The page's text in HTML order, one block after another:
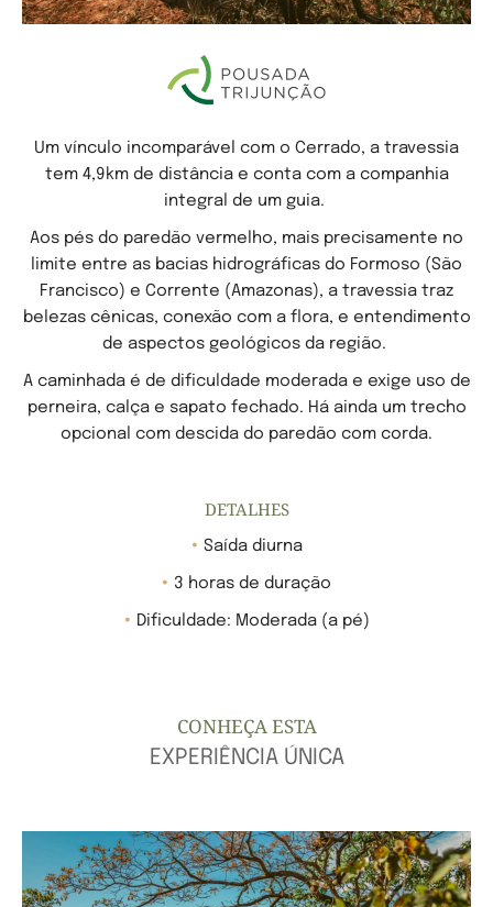
Um vínculo incomparável com o Cerrado, a travessia
tem 4,9km de distância e conta com a companhia
integral de um guia.
Aos pés do paredão vermelho, mais precisamente no
limite entre as bacias hidrográficas do Formoso (São
Francisco) e Corrente (Amazonas), a travessia traz
belezas cênicas, conexão com a flora, e entendimento
de aspectos geológicos da região.
A caminhada é de dificuldade moderada e exige uso de
perneira, calça e sapato fechado. Há ainda um trecho
opcional com descida do paredão com corda.
DETALHES
Saída diurna
3 horas de duração
Dificuldade: Moderada (a pé)
CONHEÇA ESTA
EXPERIÊNCIA ÚNICA